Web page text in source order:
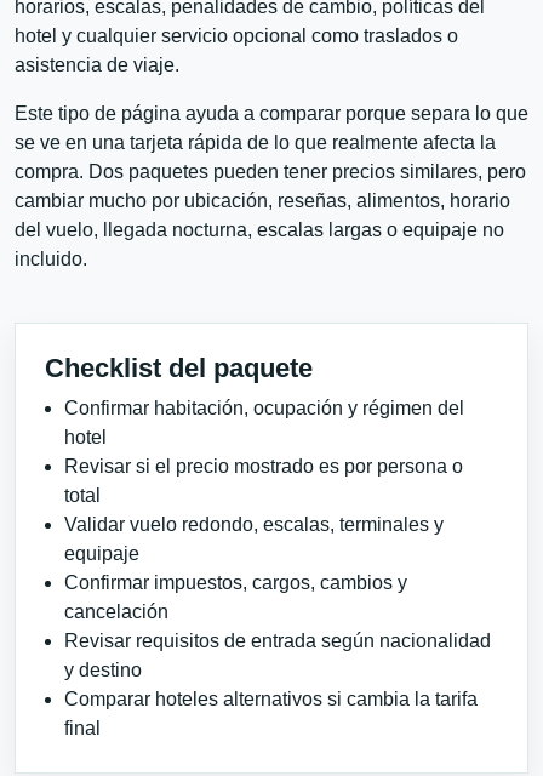
horarios, escalas, penalidades de cambio, políticas del
hotel y cualquier servicio opcional como traslados o
asistencia de viaje.
Este tipo de página ayuda a comparar porque separa lo que
se ve en una tarjeta rápida de lo que realmente afecta la
compra. Dos paquetes pueden tener precios similares, pero
cambiar mucho por ubicación, reseñas, alimentos, horario
del vuelo, llegada nocturna, escalas largas o equipaje no
incluido.
Checklist del paquete
Confirmar habitación, ocupación y régimen del
hotel
Revisar si el precio mostrado es por persona o
total
Validar vuelo redondo, escalas, terminales y
equipaje
Confirmar impuestos, cargos, cambios y
cancelación
Revisar requisitos de entrada según nacionalidad
y destino
Comparar hoteles alternativos si cambia la tarifa
final